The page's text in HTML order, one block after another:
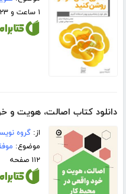
۱ ساعت و ۲۳ دقیقه
دانلود کتاب اصالت، هویت و
از:گروه
موضوع:
۱۱۲ صفحه